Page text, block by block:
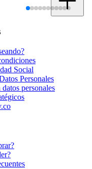
Social
Personales
personales